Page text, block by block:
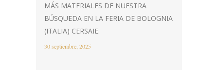
MÁS MATERIALES DE NUESTRA
BÚSQUEDA EN LA FERIA DE BOLOGNIA
(ITALIA) CERSAIE.
30 septiembre, 2025